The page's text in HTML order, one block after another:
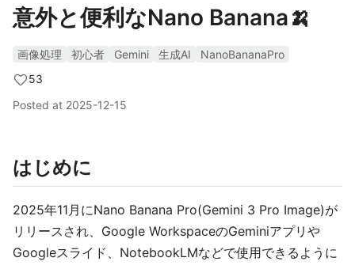
意外と便利なNano Banana🍌
画像処理 初心者 Gemini 生成AI
NanoBananaPro
53
Posted at 2025-12-15
はじめに
2025年11月にNano Banana Pro(Gemini 3 Pro Image)が
リリースされ、Google WorkspaceのGeminiアプリや
Googleスライド、NotebookLMなどで使用できるように